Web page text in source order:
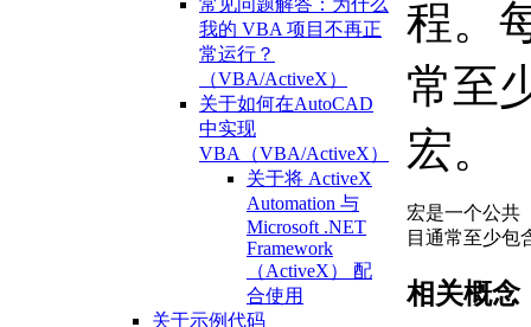
常见问题解答：为什么
我的 VBA 项目不再正
常运行？
（VBA/ActiveX）
关于如何在AutoCAD
中实现
VBA（VBA/ActiveX）
关于将 ActiveX
Automation 与
Microsoft .NET
Framework
（ActiveX） 配
合使用
关于示例代码
程。
常至
宏。
宏是一个公共
目通常至少包
相关概念